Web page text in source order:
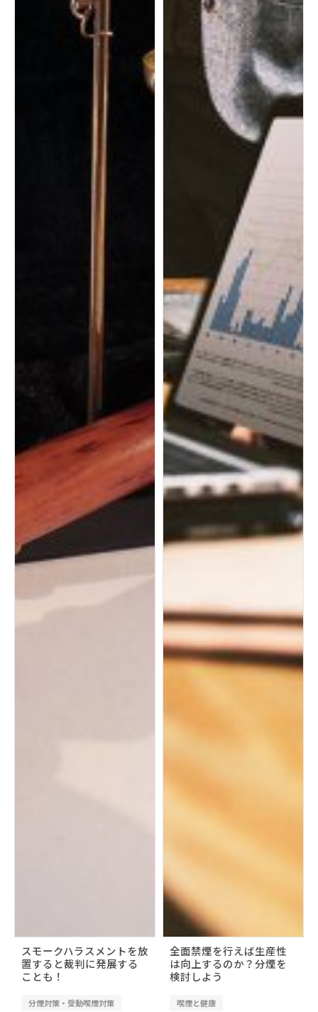
スモークハラスメントを放
置すると裁判に発展する
ことも！
分煙対策・受動喫煙対策
全面禁煙を行えば生産性
は向上するのか？分煙を
検討しよう
喫煙と健康